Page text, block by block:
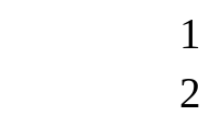
1 満州
2 汎ア